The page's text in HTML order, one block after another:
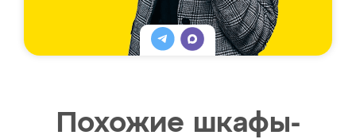
Похожие шкафы-